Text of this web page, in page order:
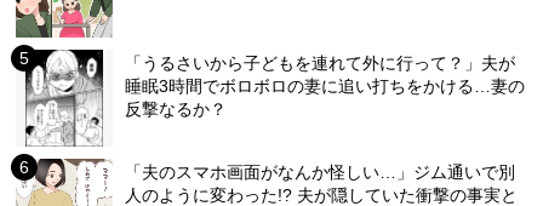
「うるさいから子どもを連れて外に行って？」夫が
睡眠3時間でボロボロの妻に追い打ちをかける…妻の
反撃なるか？
「夫のスマホ画面がなんか怪しい…」ジム通いで別
人のように変わった!? 夫が隠していた衝撃の事実と